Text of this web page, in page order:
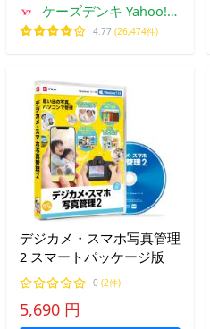
ケーズデンキ Yahoo!シ
ョップ
4.77 (26,474件)
デジカメ・スマホ写真管理
2 スマートパッケージ版
0 (2件)
5,690 円